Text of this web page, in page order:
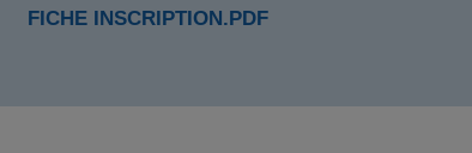
FICHE INSCRIPTION.PDF